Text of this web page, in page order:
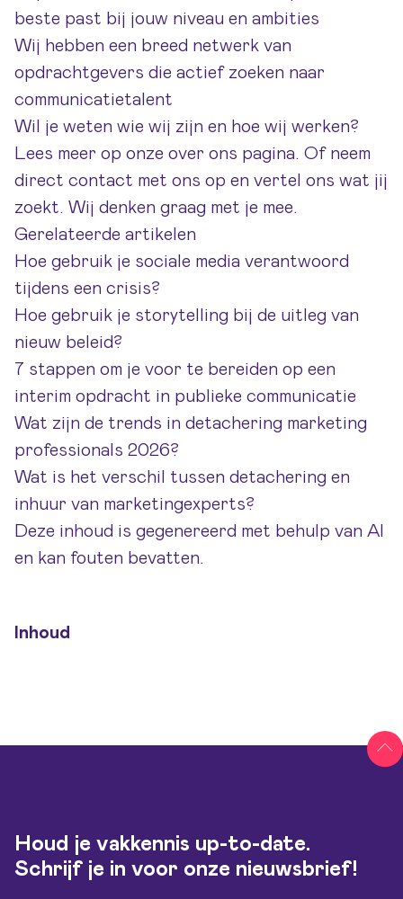
beste past bij jouw niveau en ambities
Wij hebben een breed netwerk van
opdrachtgevers die actief zoeken naar
communicatietalent
Wil je weten wie wij zijn en hoe wij werken?
Lees meer op onze over ons pagina. Of neem
direct contact met ons op en vertel ons wat jij
zoekt. Wij denken graag met je mee.
Gerelateerde artikelen
Hoe gebruik je sociale media verantwoord
tijdens een crisis?
Hoe gebruik je storytelling bij de uitleg van
nieuw beleid?
7 stappen om je voor te bereiden op een
interim opdracht in publieke communicatie
Wat zijn de trends in detachering marketing
professionals 2026?
Wat is het verschil tussen detachering en
inhuur van marketingexperts?
Deze inhoud is gegenereerd met behulp van AI
en kan fouten bevatten.
Inhoud
Houd je vakkennis up-to-date.
Schrijf je in voor onze nieuwsbrief!